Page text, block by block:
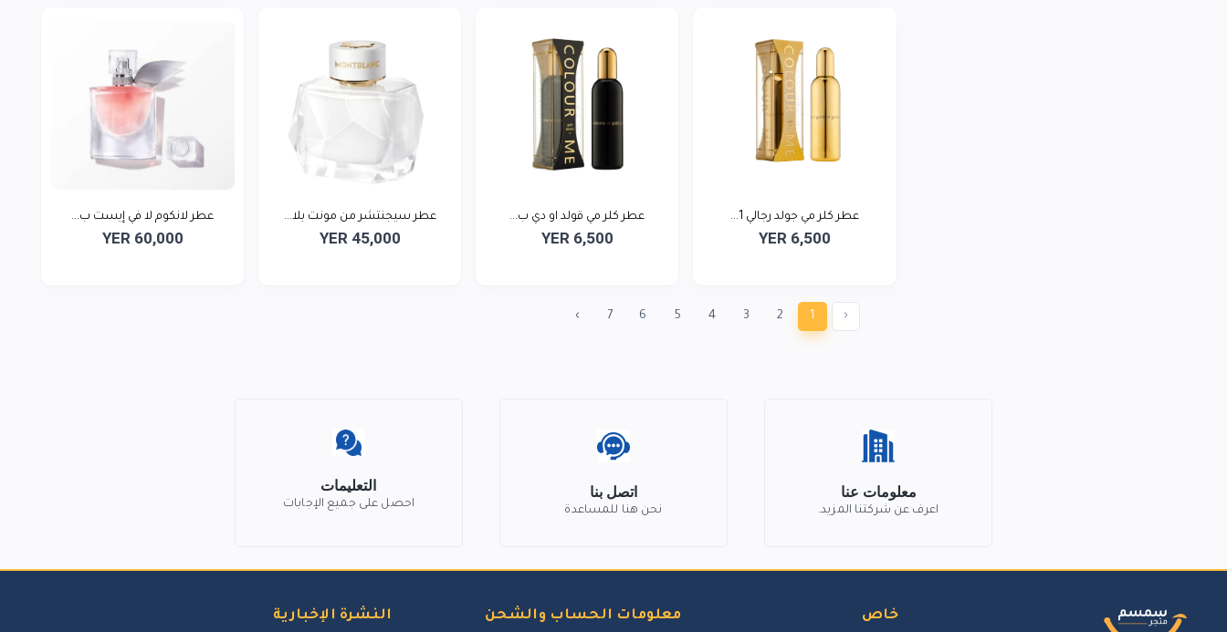
عطر كلر مي جولد رجالي 1...
YER 6,500
عطر كلر مي قولد او دي ب...
YER 6,500
عطر سيجنتشر من مونت بلا...
YER 45,000
عطر لانكوم لا في إيست ب...
YER 60,000
‹
1
2
3
4
5
6
7
›
معلومات عنا
اعرف عن شركتنا المزيد.
اتصل بنا
نحن هنا للمساعدة
التعليمات
احصل على جميع الإجابات
خاص معلومات الحساب والشحن النشرة الإخبارية